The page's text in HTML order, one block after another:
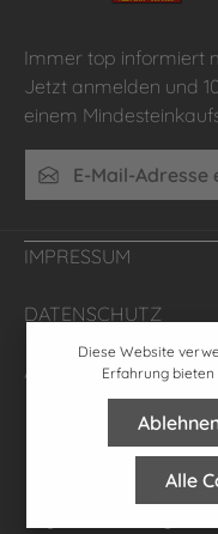
Immer top informiert
Jetzt anmelden und
einem
E-Mail-Adresse*
genommen und dieAGB
einverstanden.
IMPRESSUM
DATENSCHUTZ
AGB'S FAQ
* Alle Preise inkl.
wenn
Diese Website
Erfahrung bieten
Alle